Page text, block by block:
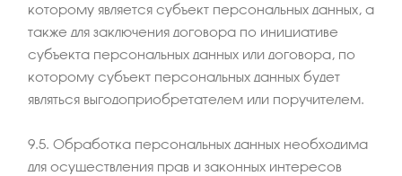
которому является субъект персональных данных, а
также для заключения договора по инициативе
субъекта персональных данных или договора, по
которому субъект персональных данных будет
являться выгодоприобретателем или поручителем.
9.5. Обработка персональных данных необходима
для осуществления прав и законных интересов